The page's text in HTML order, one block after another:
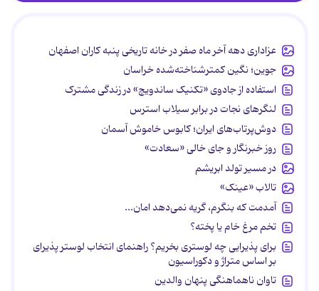
عزاداری دهه آخر ماه صفر در خانه تاریخی پنبه کاران اصفهان
جوین؛ نگین کمترشناخته‌شده خراسان
استفاده از جادوی «تکنیک ساندویچ» در زندگی مشترک
لنگرهای نجات در برابر سیلاب استرس
دوش‌پرتاب‌های ایران؛ کابوس خاموش آسمان
روز خبرنگار و جای خالی «سعادت»
در مسیر تولد ابریشم
تالاب «عینک»
آمدمت که بنگرم، گریه نمی‌دهد امان...
تخم مرغ خام یا پخته؟
برای پذیرایی چه لوستری بخریم؟ راهنمای انتخاب لوستر پذیرای
بر اساس متراژ و دکوراسیون
تاوان ناهماهنگی پنهان والدین